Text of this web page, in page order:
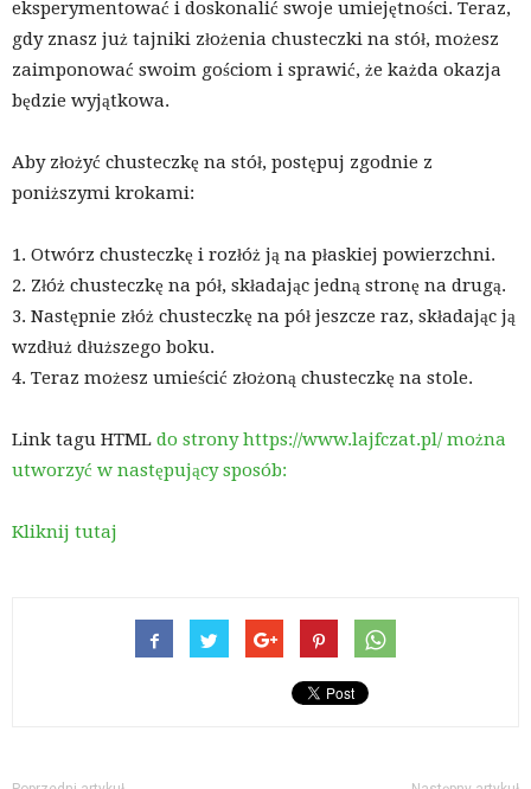
eksperymentować i doskonalić swoje umiejętności. Teraz,
gdy znasz już tajniki złożenia chusteczki na stół, możesz
zaimponować swoim gościom i sprawić, że każda okazja
będzie wyjątkowa.
Aby złożyć chusteczkę na stół, postępuj zgodnie z
poniższymi krokami:
1. Otwórz chusteczkę i rozłóż ją na płaskiej powierzchni.
2. Złóż chusteczkę na pół, składając jedną stronę na drugą.
3. Następnie złóż chusteczkę na pół jeszcze raz, składając ją
wzdłuż dłuższego boku.
4. Teraz możesz umieścić złożoną chusteczkę na stole.
Link tagu HTML do strony https://www.lajfczat.pl/ można
utworzyć w następujący sposób:
Kliknij tutaj